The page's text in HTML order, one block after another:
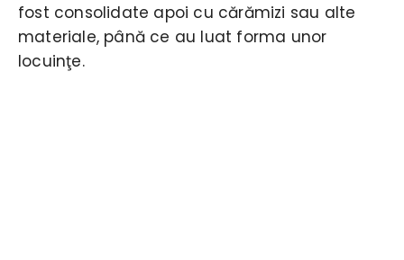
fost consolidate apoi cu cărămizi sau alte
materiale, până ce au luat forma unor
locuinţe.